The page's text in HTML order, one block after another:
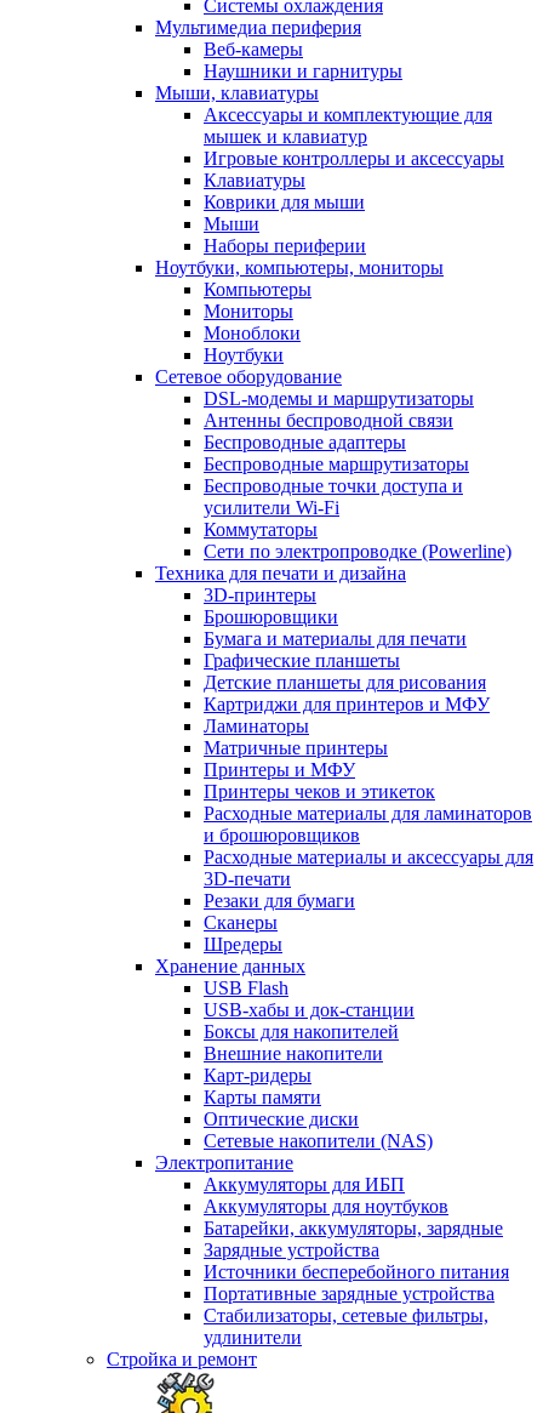
Системы охлаждения
Мультимедиа периферия
Веб-камеры
Наушники и гарнитуры
Мыши, клавиатуры
Аксессуары и комплектующие для
мышек и клавиатур
Игровые контроллеры и аксессуары
Клавиатуры
Коврики для мыши
Мыши
Наборы периферии
Ноутбуки, компьютеры, мониторы
Компьютеры
Мониторы
Моноблоки
Ноутбуки
Сетевое оборудование
DSL-модемы и маршрутизаторы
Антенны беспроводной связи
Беспроводные адаптеры
Беспроводные маршрутизаторы
Беспроводные точки доступа и
усилители Wi-Fi
Коммутаторы
Сети по электропроводке (Powerline)
Техника для печати и дизайна
3D-принтеры
Брошюровщики
Бумага и материалы для печати
Графические планшеты
Детские планшеты для рисования
Картриджи для принтеров и МФУ
Ламинаторы
Матричные принтеры
Принтеры и МФУ
Принтеры чеков и этикеток
Расходные материалы для ламинаторов
и брошюровщиков
Расходные материалы и аксессуары для
3D-печати
Резаки для бумаги
Сканеры
Шредеры
Хранение данных
USB Flash
USB-хабы и док-станции
Боксы для накопителей
Внешние накопители
Карт-ридеры
Карты памяти
Оптические диски
Сетевые накопители (NAS)
Электропитание
Аккумуляторы для ИБП
Аккумуляторы для ноутбуков
Батарейки, аккумуляторы, зарядные
Зарядные устройства
Источники бесперебойного питания
Портативные зарядные устройства
Стабилизаторы, сетевые фильтры,
удлинители
Стройка и ремонт